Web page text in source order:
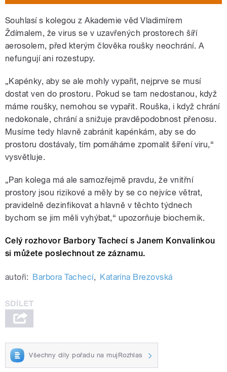
Souhlasí s kolegou z Akademie věd Vladimírem
Ždímalem, že virus se v uzavřených prostorech šíří
aerosolem, před kterým člověka roušky neochrání. A
nefungují ani rozestupy.
„Kapénky, aby se ale mohly vypařit, nejprve se musí
dostat ven do prostoru. Pokud se tam nedostanou, když
máme roušky, nemohou se vypařit. Rouška, i když chrání
nedokonale, chrání a snižuje pravděpodobnost přenosu.
Musíme tedy hlavně zabránit kapénkám, aby se do
prostoru dostávaly, tím pomáháme zpomalit šíření viru,“
vysvětluje.
„Pan kolega má ale samozřejmě pravdu, že vnitřní
prostory jsou rizikové a měly by se co nejvíce větrat,
pravidelně dezinfikovat a hlavně v těchto týdnech
bychom se jim měli vyhýbat,“ upozorňuje biochemik.
Celý rozhovor Barbory Tachecí s Janem Konvalinkou
si můžete poslechnout ze záznamu.
autoři: Barbora Tachecí, Katarína Brezovská
Všechny díly pořadu na mujRozhlas